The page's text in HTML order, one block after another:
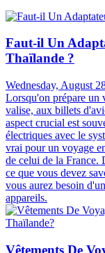
Faut-il Un
Thaïlande ?
Wednesday, August
Lorsqu'on prépare un
valise, aux billets
aspect crucial est
électriques avec le
vrai pour un voyage
de celui de la France.
ce que vous devez
vous aurez besoin
appareils.
Vêtements De